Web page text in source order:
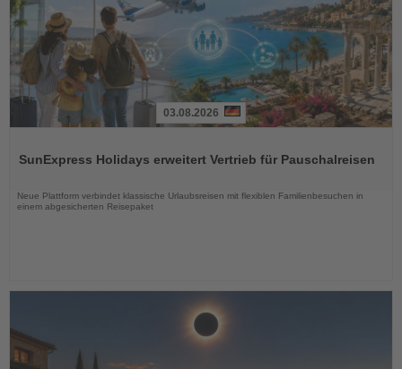
die
03.08.2026
SunExpress Holidays erweitert Vertrieb für Pauschalreisen
Neue Plattform verbindet klassische Urlaubsreisen mit flexiblen Familienbesuchen in
einem abgesicherten Reisepaket